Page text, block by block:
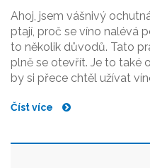
Ahoj, jsem vášnivý
ptají, proč se víno nalévá
to několik důvodů. Tato
plně se otevřít. Je to také
by si přece chtěl užívat
budete nalévat víno,
Číst více